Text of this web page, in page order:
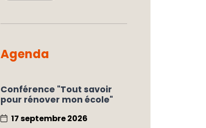
Agenda
Conférence "Tout savoir
pour rénover mon école"
17 septembre 2026